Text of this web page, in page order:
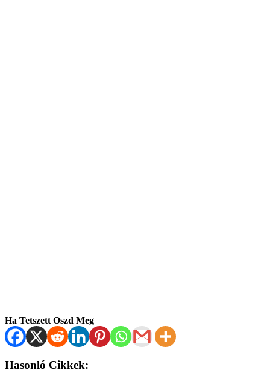
Ha Tetszett Oszd Meg
Hasonló Cikkek: